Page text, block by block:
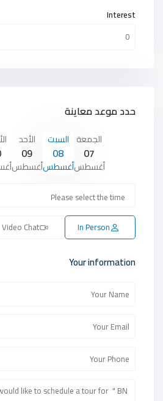
Interest
حدد موعد معاينة
الجمعة
07
أغسطس
السبت
08
أغسطس
الأحد
09
أغسطس
In Person
Video Chat
Your information